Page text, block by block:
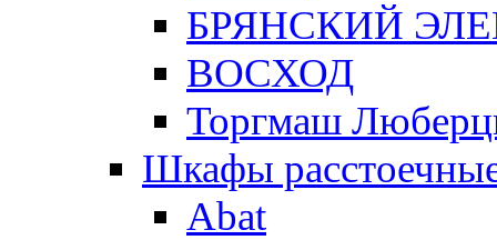
БРЯНСКИЙ
ВОСХОД
Торгмаш
Шкафы
Abat